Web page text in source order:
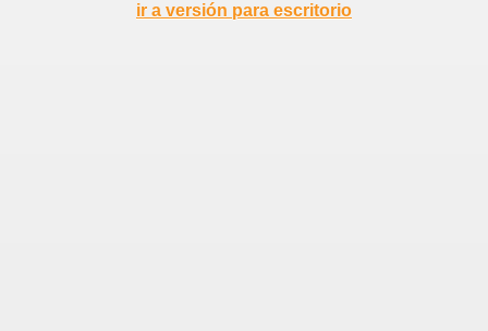
ir a versión para escritorio